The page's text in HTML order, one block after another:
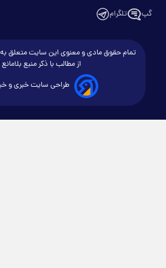
گپ تلگرام
تمام حقوق مادی و معنوی این سایت متعلق به
از مطالب با ذکر منبع بلامانع
طراحی سایت خبری و